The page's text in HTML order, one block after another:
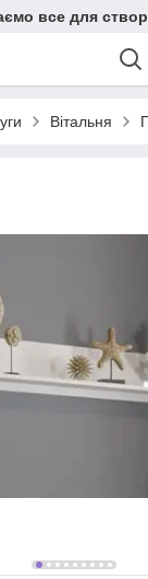
все для
Вітальня